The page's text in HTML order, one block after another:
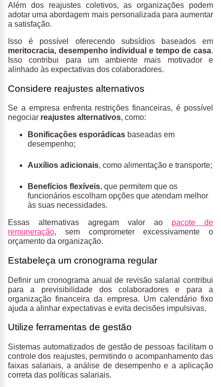
Além dos reajustes coletivos, as organizações podem
adotar uma abordagem mais personalizada para aumentar
a satisfação.
Isso é possível oferecendo subsídios baseados em
meritocracia, desempenho individual e tempo de casa.
Isso contribui para um ambiente mais motivador e
alinhado às expectativas dos colaboradores.
Considere reajustes alternativos
Se a empresa enfrenta restrições financeiras, é possível
negociar reajustes alternativos, como:
Bonificações esporádicas baseadas em
desempenho;
Auxílios adicionais, como alimentação e transporte;
Benefícios flexíveis, que permitem que os
funcionários escolham opções que atendam melhor
às suas necessidades.
Essas alternativas agregam valor ao pacote de
remuneração, sem comprometer excessivamente o
orçamento da organização.
Estabeleça um cronograma regular
Definir um cronograma anual de revisão salarial contribui
para a previsibilidade dos colaboradores e para a
organização financeira da empresa. Um calendário fixo
ajuda a alinhar expectativas e evita decisões impulsivas.
Utilize ferramentas de gestão
Sistemas automatizados de gestão de pessoas facilitam o
controle dos reajustes, permitindo o acompanhamento das
faixas salariais, a análise de desempenho e a aplicação
correta das políticas salariais.